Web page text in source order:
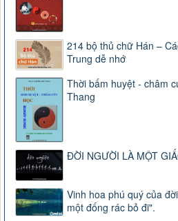
214 bộ thủ chữ Hán –
Trung dễ nhớ
Thời bấm huyệt - châm
Thang
ĐỜI NGƯỜI LÀ MỘT
Vinh hoa phú quý của
một đống rác bỏ đi".